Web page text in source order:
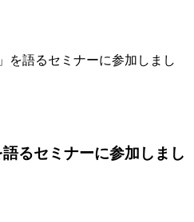
を語るセミナーに参加しまし
るセミナーに参加しまし